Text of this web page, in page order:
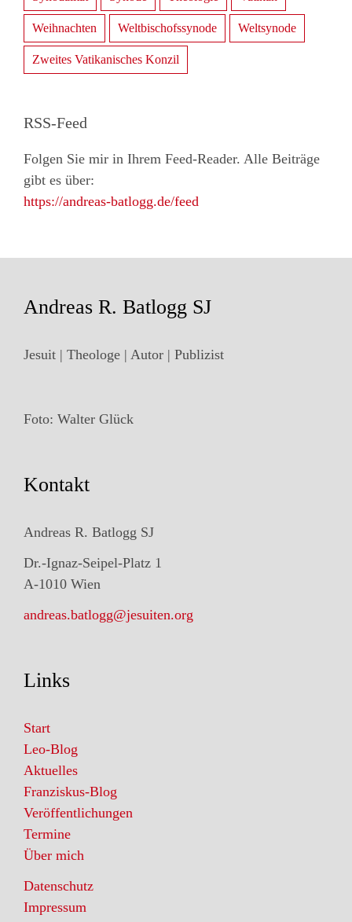
Weihnachten Weltbischofssynode Weltsynode
Zweites Vatikanisches Konzil
RSS-Feed
Folgen Sie mir in Ihrem Feed-Reader. Alle Beiträge
gibt es über:
https://andreas-batlogg.de/feed
Andreas R. Batlogg SJ
Jesuit | Theologe | Autor | Publizist
Foto: Walter Glück
Kontakt
Andreas R. Batlogg SJ
Dr.-Ignaz-Seipel-Platz 1
A-1010 Wien
andreas.batlogg@jesuiten.org
Links
Start
Leo-Blog
Aktuelles
Franziskus-Blog
Veröffentlichungen
Termine
Über mich
Datenschutz
Impressum